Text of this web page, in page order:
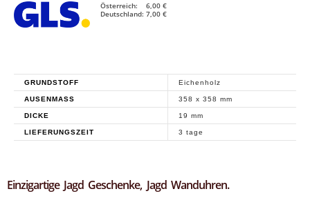
Österreich: 6,00 €
Deutschland: 7,00 €
GRUNDSTOFF Eichenholz
AUSENMASS 358 x 358 mm
DICKE 19 mm
LIEFERUNGSZEIT 3 tage
Einzigartige Jagd Geschenke, Jagd Wanduhren.